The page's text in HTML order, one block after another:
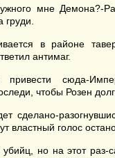
мне Демона?-
груди.
в районе
антимаг.
сюда-
чтобы Розен
сделано-
властный голос
но на этот раз-